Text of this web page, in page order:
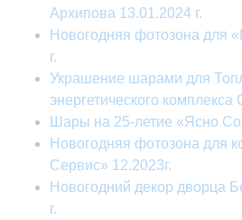
Архипова 13.01.2024 г.
Новогодняя фотозона для
г.
Украшение шарами для
энергетического
Шары на 25-летие «Ясно
Новогодняя фотозона для
Сервис» 12.2023г.
Новогодний декор дворца
г.